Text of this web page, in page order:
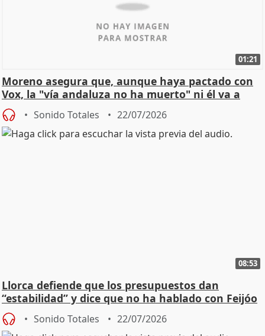
01:21
Moreno asegura que, aunque haya pactado con
Vox, la "vía andaluza no ha muerto" ni él va a
"cambiar"
Sonido Totales 22/07/2026
08:53
Llorca defiende que los presupuestos dan
“estabilidad” y dice que no ha hablado con Feijóo
Sonido Totales 22/07/2026